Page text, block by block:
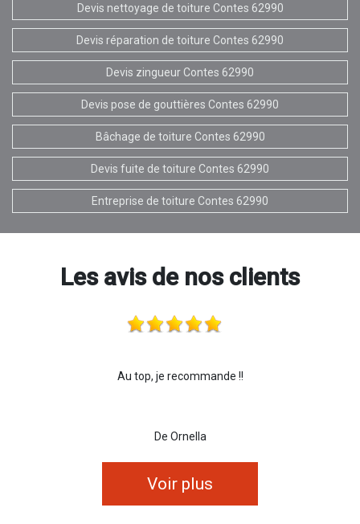
Devis nettoyage de toiture Contes 62990
Devis réparation de toiture Contes 62990
Devis zingueur Contes 62990
Devis pose de gouttières Contes 62990
Bâchage de toiture Contes 62990
Devis fuite de toiture Contes 62990
Entreprise de toiture Contes 62990
Les avis de nos clients
Au top, je recommande !!
De Ornella
Voir plus